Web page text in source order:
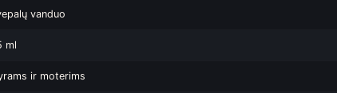
vanduo
ml
ir moterims